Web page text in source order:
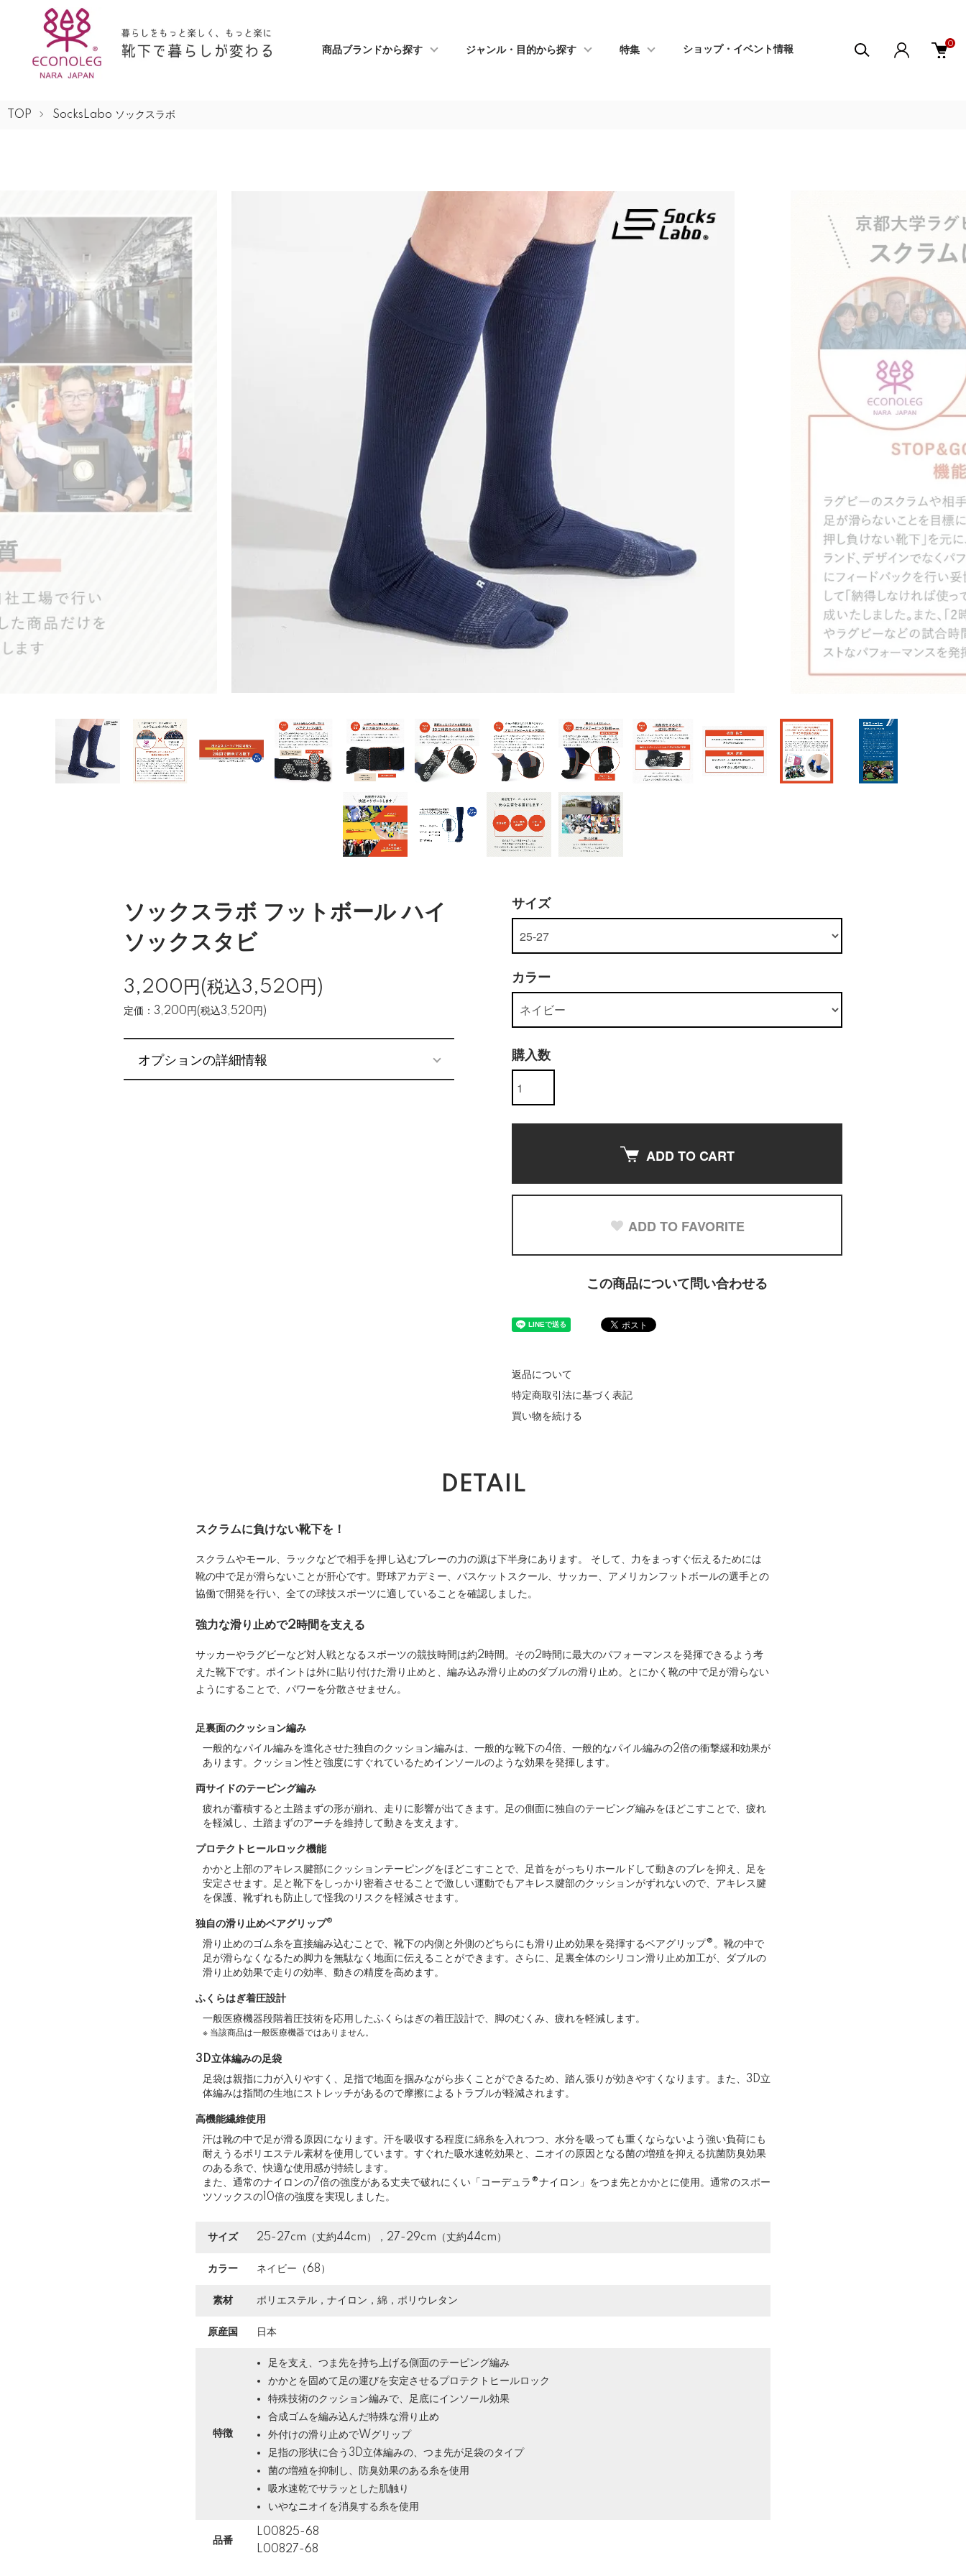
商品ブランドから探す ジャンル・目的から探す 特集 ショップ・イベント情報
0
TOP SocksLabo ソックスラボ
ソックスラボ フットボール ハイ
ソックスタビ
3,200円(税込3,520円)
定価：3,200円(税込3,520円)
オプションの詳細情報
サイズ
カラー
購入数
ADD TO CART
ADD TO FAVORITE
この商品について問い合わせる
返品について
特定商取引法に基づく表記
買い物を続ける
DETAIL
スクラムに負けない靴下を！
スクラムやモール、ラックなどで相手を押し込むプレーの力の源は下半身にあります。 そして、力をまっすぐ伝えるためには
靴の中で足が滑らないことが肝心です。野球アカデミー、バスケットスクール、サッカー、アメリカンフットボールの選手との
協働で開発を行い、全ての球技スポーツに適していることを確認しました。
強力な滑り止めで2時間を支える
サッカーやラグビーなど対人戦となるスポーツの競技時間は約2時間。その2時間に最大のパフォーマンスを発揮できるよう考
えた靴下です。ポイントは外に貼り付けた滑り止めと、編み込み滑り止めのダブルの滑り止め。とにかく靴の中で足が滑らない
ようにすることで、パワーを分散させません。
足裏面のクッション編み
一般的なパイル編みを進化させた独自のクッション編みは、一般的な靴下の4倍、一般的なパイル編みの2倍の衝撃緩和効果が
あります。クッション性と強度にすぐれているためインソールのような効果を発揮します。
両サイドのテーピング編み
疲れが蓄積すると土踏まずの形が崩れ、走りに影響が出てきます。足の側面に独自のテーピング編みをほどこすことで、疲れ
を軽減し、土踏まずのアーチを維持して動きを支えます。
プロテクトヒールロック機能
かかと上部のアキレス腱部にクッションテーピングをほどこすことで、足首をがっちりホールドして動きのブレを抑え、足を
安定させます。足と靴下をしっかり密着させることで激しい運動でもアキレス腱部のクッションがずれないので、アキレス腱
を保護、靴ずれも防止して怪我のリスクを軽減させます。
独自の滑り止めベアグリップ®
滑り止めのゴム糸を直接編み込むことで、靴下の内側と外側のどちらにも滑り止め効果を発揮するベアグリップ®。靴の中で
足が滑らなくなるため脚力を無駄なく地面に伝えることができます。さらに、足裏全体のシリコン滑り止め加工が、ダブルの
滑り止め効果で走りの効率、動きの精度を高めます。
ふくらはぎ着圧設計
一般医療機器段階着圧技術を応用したふくらはぎの着圧設計で、脚のむくみ、疲れを軽減します。
※ 当該商品は一般医療機器ではありません。
3D立体編みの足袋
足袋は親指に力が入りやすく、足指で地面を掴みながら歩くことができるため、踏ん張りが効きやすくなります。また、3D立
体編みは指間の生地にストレッチがあるので摩擦によるトラブルが軽減されます。
高機能繊維使用
汗は靴の中で足が滑る原因になります。汗を吸収する程度に綿糸を入れつつ、水分を吸っても重くならないよう強い負荷にも
耐えうるポリエステル素材を使用しています。すぐれた吸水速乾効果と、ニオイの原因となる菌の増殖を抑える抗菌防臭効果
のある糸で、快適な使用感が持続します。
また、通常のナイロンの7倍の強度がある丈夫で破れにくい「コーデュラ®ナイロン」をつま先とかかとに使用。通常のスポー
ツソックスの10倍の強度を実現しました。
サイズ 25-27cm（丈約44cm），27-29cm（丈約44cm）
カラー ネイビー（68）
素材 ポリエステル，ナイロン，綿，ポリウレタン
原産国 日本
特徴
足を支え、つま先を持ち上げる側面のテーピング編み
かかとを固めて足の運びを安定させるプロテクトヒールロック
特殊技術のクッション編みで、足底にインソール効果
合成ゴムを編み込んだ特殊な滑り止め
外付けの滑り止めでWグリップ
足指の形状に合う3D立体編みの、つま先が足袋のタイプ
菌の増殖を抑制し、防臭効果のある糸を使用
吸水速乾でサラッとした肌触り
いやなニオイを消臭する糸を使用
品番
L00825-68
L00827-68